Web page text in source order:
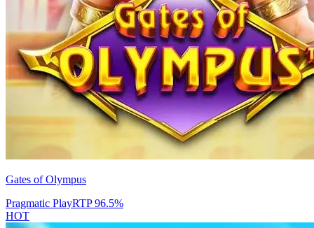
Gates of Olympus
Pragmatic PlayRTP96.5%
HOT